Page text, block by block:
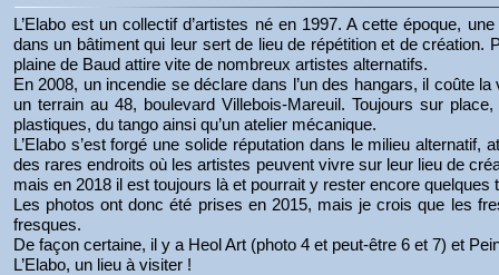
L’Elabo est un collectif d’artistes né en 1997. A cette époque,
dans un bâtiment qui leur sert de lieu de répétition et de
plaine de Baud attire vite de nombreux artistes alternatifs.
En 2008, un incendie se déclare dans l’un des hangars, il coûte
un terrain au 48, boulevard Villebois-Mareuil. Toujours sur
plastiques, du tango ainsi qu’un atelier mécanique.
L’Elabo s’est forgé une solide réputation dans le milieu
des rares endroits où les artistes peuvent vivre sur leur lieu de
mais en 2018 il est toujours là et pourrait y rester encore
Les photos ont donc été prises en 2015, mais je crois que les
fresques.
De façon certaine, il y a Heol Art (photo 4 et peut-être 6 et 7) et
L’Elabo, un lieu à visiter !